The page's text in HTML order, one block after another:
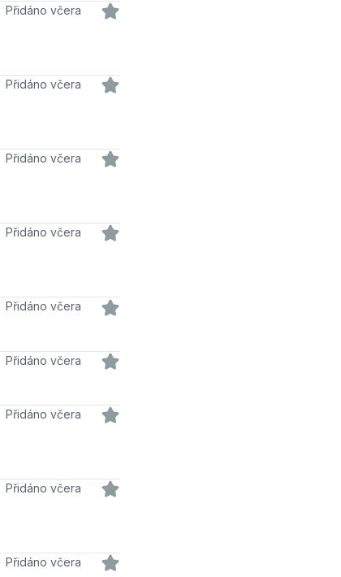
Přidáno včera
Přidáno včera
Přidáno včera
Přidáno včera
Přidáno včera
Přidáno včera
Přidáno včera
Přidáno včera
Přidáno včera